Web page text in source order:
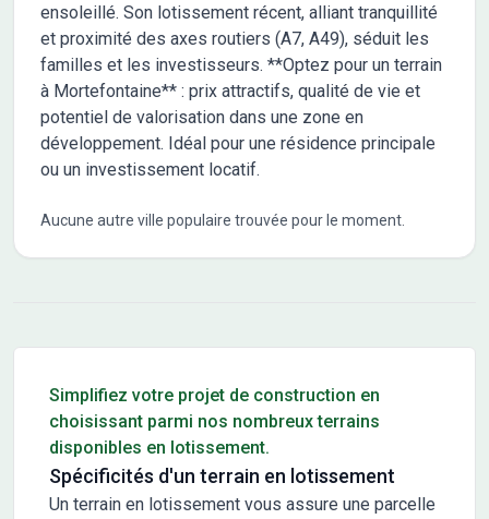
ensoleillé. Son lotissement récent, alliant tranquillité
et proximité des axes routiers (A7, A49), séduit les
familles et les investisseurs. **Optez pour un terrain
à Mortefontaine** : prix attractifs, qualité de vie et
potentiel de valorisation dans une zone en
développement. Idéal pour une résidence principale
ou un investissement locatif.
Aucune autre ville populaire trouvée pour le moment.
Simplifiez votre projet de construction en
choisissant parmi nos nombreux terrains
disponibles en lotissement.
Spécificités d'un terrain en lotissement
Un terrain en lotissement vous assure une parcelle